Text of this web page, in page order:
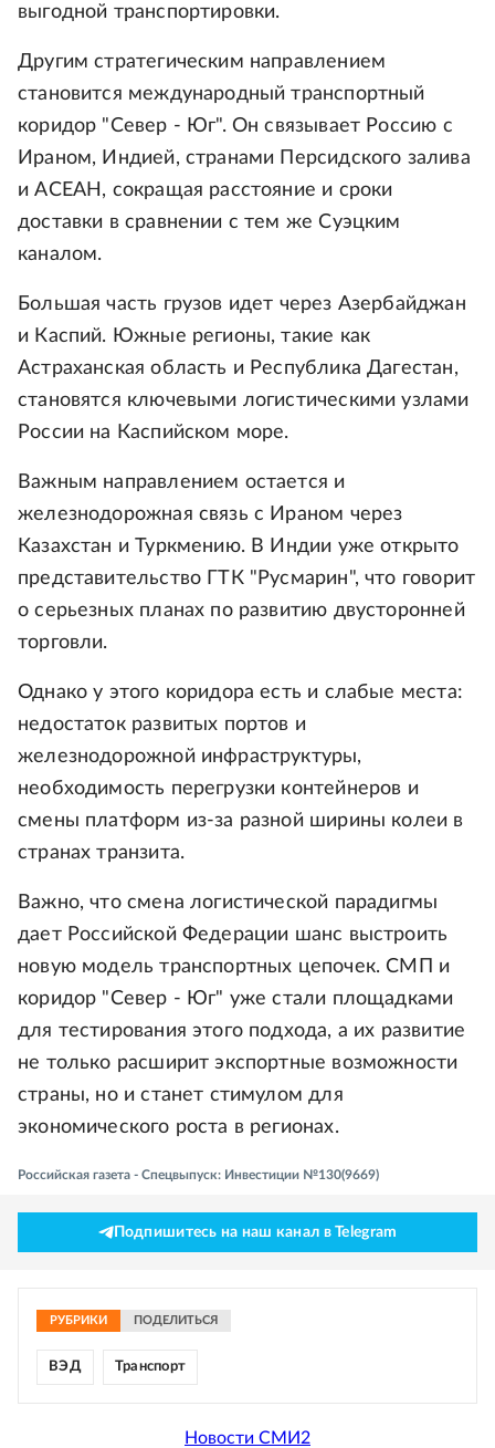
выгодной транспортировки.
Другим стратегическим направлением
становится международный транспортный
коридор "Север - Юг". Он связывает Россию с
Ираном, Индией, странами Персидского залива
и АСЕАН, сокращая расстояние и сроки
доставки в сравнении с тем же Суэцким
каналом.
Большая часть грузов идет через Азербайджан
и Каспий. Южные регионы, такие как
Астраханская область и Республика Дагестан,
становятся ключевыми логистическими узлами
России на Каспийском море.
Важным направлением остается и
железнодорожная связь с Ираном через
Казахстан и Туркмению. В Индии уже открыто
представительство ГТК "Русмарин", что говорит
о серьезных планах по развитию двусторонней
торговли.
Однако у этого коридора есть и слабые места:
недостаток развитых портов и
железнодорожной инфраструктуры,
необходимость перегрузки контейнеров и
смены платформ из-за разной ширины колеи в
странах транзита.
Важно, что смена логистической парадигмы
дает Российской Федерации шанс выстроить
новую модель транспортных цепочек. СМП и
коридор "Север - Юг" уже стали площадками
для тестирования этого подхода, а их развитие
не только расширит экспортные возможности
страны, но и станет стимулом для
экономического роста в регионах.
Российская газета - Спецвыпуск: Инвестиции №130(9669)
Подпишитесь на наш канал в Telegram
РУБРИКИ ПОДЕЛИТЬСЯ
ВЭД Транспорт
Новости СМИ2